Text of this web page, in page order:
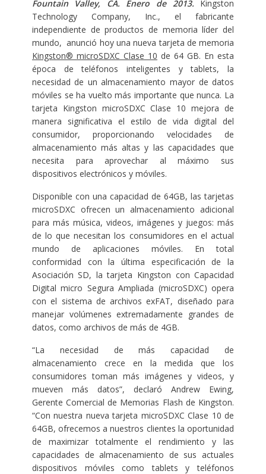
Fountain Valley, CA. Enero de 2013. Kingston
Technology Company, Inc., el fabricante
independiente de productos de memoria líder del
mundo, anunció hoy una nueva tarjeta de memoria
Kingston® microSDXC Clase 10 de 64 GB. En esta
época de teléfonos inteligentes y tablets, la
necesidad de un almacenamiento mayor de datos
móviles se ha vuelto más importante que nunca. La
tarjeta Kingston microSDXC Clase 10 mejora de
manera significativa el estilo de vida digital del
consumidor, proporcionando velocidades de
almacenamiento más altas y las capacidades que
necesita para aprovechar al máximo sus
dispositivos electrónicos y móviles.
Disponible con una capacidad de 64GB, las tarjetas
microSDXC ofrecen un almacenamiento adicional
para más música, videos, imágenes y juegos: más
de lo que necesitan los consumidores en el actual
mundo de aplicaciones móviles. En total
conformidad con la última especificación de la
Asociación SD, la tarjeta Kingston con Capacidad
Digital micro Segura Ampliada (microSDXC) opera
con el sistema de archivos exFAT, diseñado para
manejar volúmenes extremadamente grandes de
datos, como archivos de más de 4GB.
“La necesidad de más capacidad de
almacenamiento crece en la medida que los
consumidores toman más imágenes y videos, y
mueven más datos”, declaró Andrew Ewing,
Gerente Comercial de Memorias Flash de Kingston.
“Con nuestra nueva tarjeta microSDXC Clase 10 de
64GB, ofrecemos a nuestros clientes la oportunidad
de maximizar totalmente el rendimiento y las
capacidades de almacenamiento de sus actuales
dispositivos móviles como tablets y teléfonos